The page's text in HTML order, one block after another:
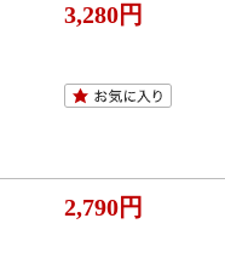
3,280円
2,790円